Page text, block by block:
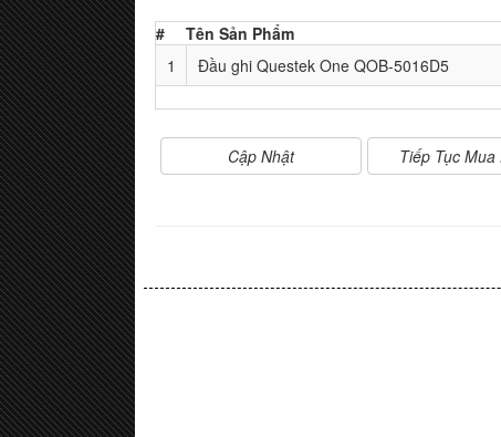
# Tên Sản Phẩm
1
Đầu ghi Questek One QOB-5016D5